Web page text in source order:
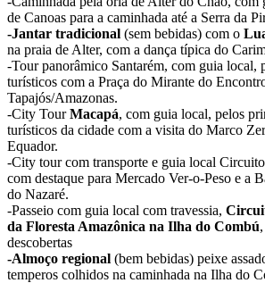
de Canoas para a caminhada até a Serra da
-Jantar tradicional (sem bebidas) com o
na praia de Alter, com a dança típica do
-Tour panorâmico Santarém, com guia local,
turísticos com a Praça do Mirante do
Tapajós/Amazonas.
-City TourMacapá, com guia local, pelos
turísticos da cidade com a visita do Marco
Equador.
-City tour com transporte e guia local
com destaque para Mercado Ver-o-Peso e a
do Nazaré.
-Passeio com guia local com travessia,
da Floresta Amazônica na Ilha do Combú
descobertas
-Almoço regional (bem bebidas) peixe
temperos colhidos na caminhada na Ilha do